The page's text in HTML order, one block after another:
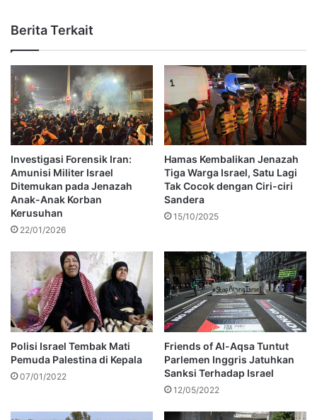
Berita Terkait
Investigasi Forensik Iran:
Amunisi Militer Israel
Ditemukan pada Jenazah
Anak-Anak Korban
Kerusuhan
22/01/2026
Hamas Kembalikan Jenazah
Tiga Warga Israel, Satu Lagi
Tak Cocok dengan Ciri-ciri
Sandera
15/10/2025
Polisi Israel Tembak Mati
Pemuda Palestina di Kepala
07/01/2022
Friends of Al-Aqsa Tuntut
Parlemen Inggris Jatuhkan
Sanksi Terhadap Israel
12/05/2022